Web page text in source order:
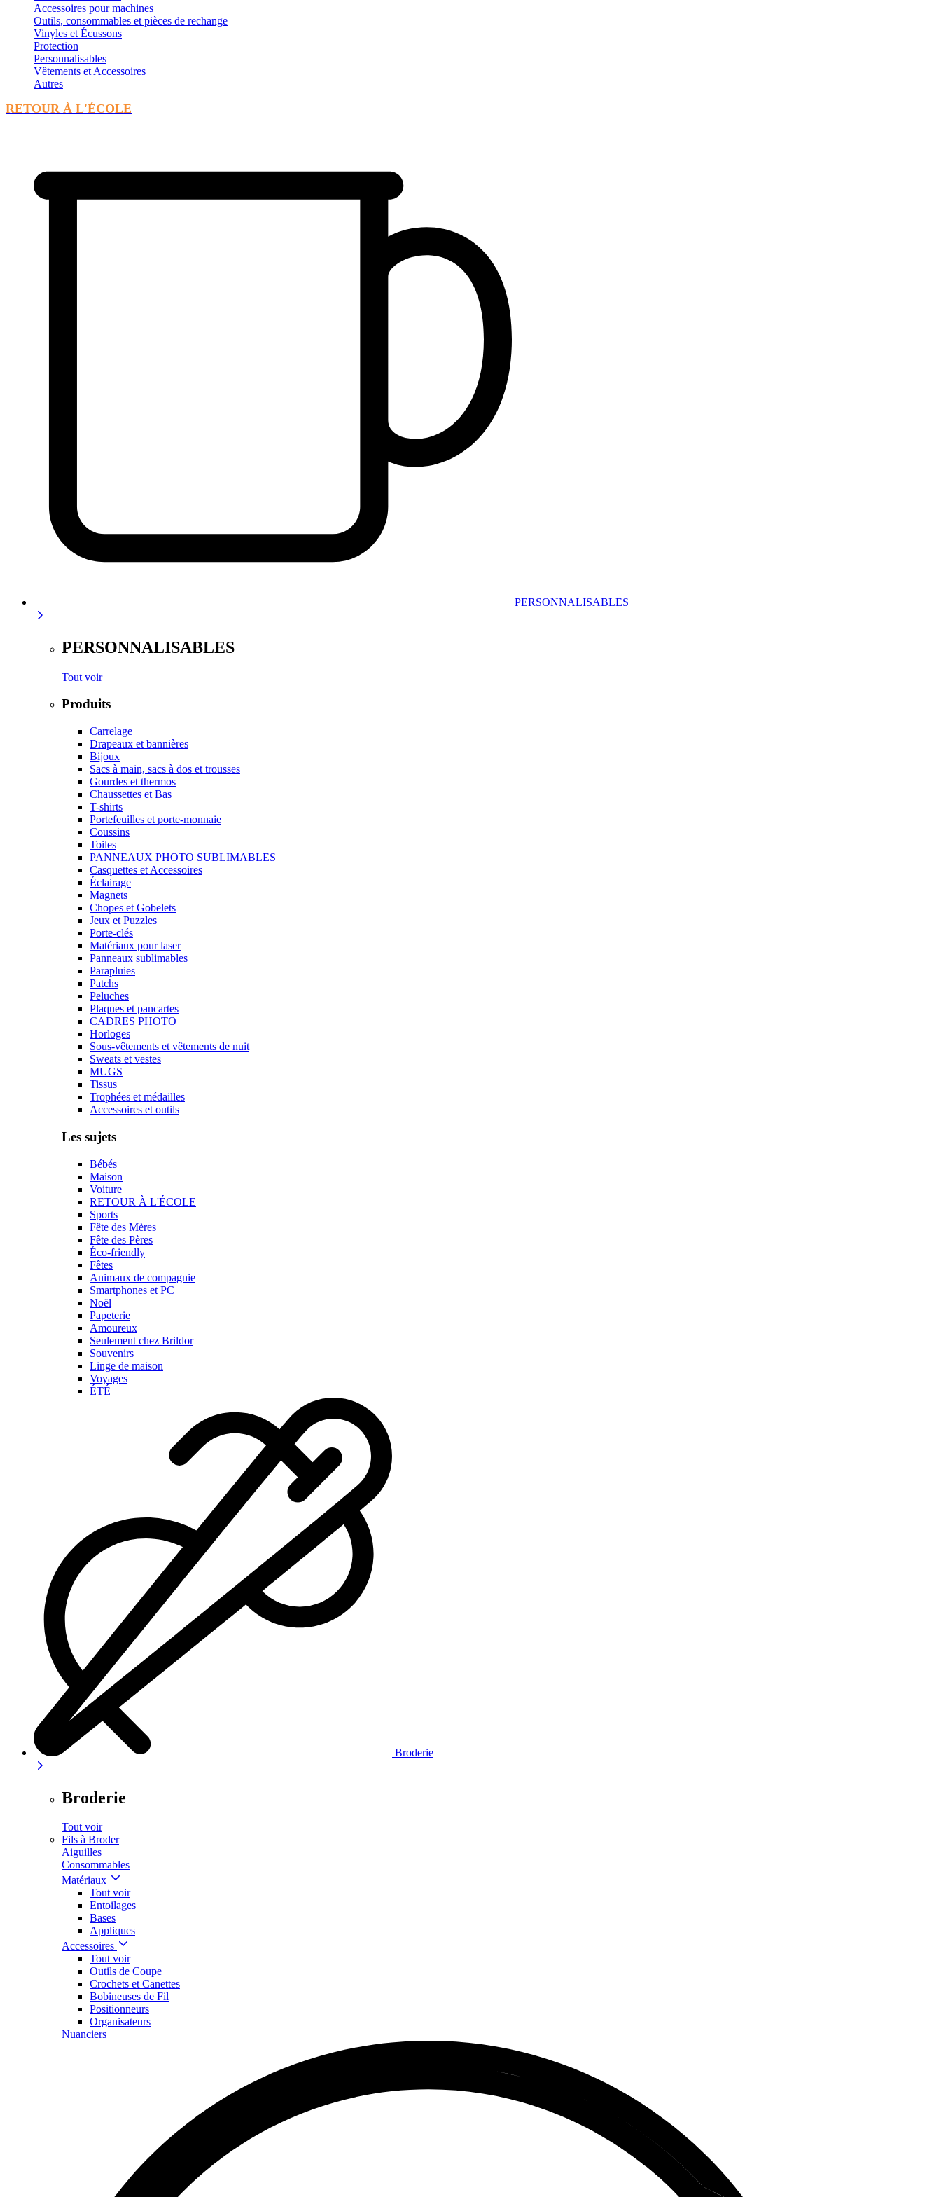
Accessoires pour machines
Outils, consommables et pièces de rechange
Vinyles et Écussons
Protection
Personnalisables
Vêtements et Accessoires
Autres
RETOUR À L'ÉCOLE
PERSONNALISABLES
PERSONNALISABLES
Tout voir
Produits
Carrelage
Drapeaux et bannières
Bijoux
Sacs à main, sacs à dos et trousses
Gourdes et thermos
Chaussettes et Bas
T-shirts
Portefeuilles et porte-monnaie
Coussins
Toiles
PANNEAUX PHOTO SUBLIMABLES
Casquettes et Accessoires
Éclairage
Magnets
Chopes et Gobelets
Jeux et Puzzles
Porte-clés
Matériaux pour laser
Panneaux sublimables
Parapluies
Patchs
Peluches
Plaques et pancartes
CADRES PHOTO
Horloges
Sous-vêtements et vêtements de nuit
Sweats et vestes
MUGS
Tissus
Trophées et médailles
Accessoires et outils
Les sujets
Bébés
Maison
Voiture
RETOUR À L'ÉCOLE
Sports
Fête des Mères
Fête des Pères
Éco-friendly
Fêtes
Animaux de compagnie
Smartphones et PC
Noël
Papeterie
Amoureux
Seulement chez Brildor
Souvenirs
Linge de maison
Voyages
ÉTÉ
Broderie
Broderie
Tout voir
Fils à Broder
Aiguilles
Consommables
Matériaux
Tout voir
Entoilages
Bases
Appliques
Accessoires
Tout voir
Outils de Coupe
Crochets et Canettes
Bobineuses de Fil
Positionneurs
Organisateurs
Nuanciers